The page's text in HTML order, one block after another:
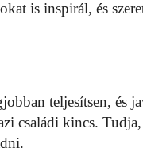
is inspirál, és
teljesítsen, és
családi kincs.